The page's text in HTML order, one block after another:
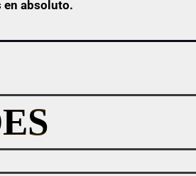
en absoluto.